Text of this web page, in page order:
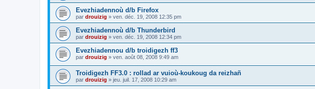
Evezhiadennoù d/b Firefox
par drouizig » ven. déc. 19, 2008 12:35 pm
Evezhiadennoù d/b Thunderbird
par drouizig » ven. déc. 19, 2008 12:34 pm
Evezhiadennou d/b troidigezh ff3
par drouizig » ven. août 08, 2008 9:49 am
Troidigezh FF3.0 : rollad ar vuioù-koukoug da reizhañ
par drouizig » jeu. juil. 17, 2008 10:29 am